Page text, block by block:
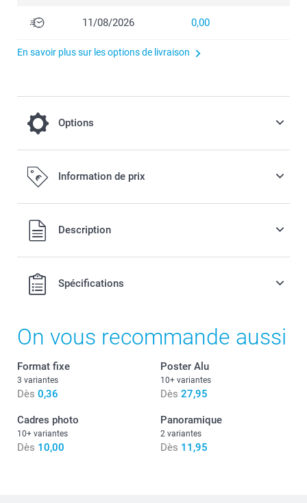
11/08/2026 0,00
En savoir plus sur les options de livraison
Options
Effets de couleur
Offert
Noir & Blanc
Sepia
Type de papier
Offert
Disponibilité et prix des options
Information de prix
Tous les prix sont TVA incluse
Description
Spécifications
Rapport d’image fixe
On vous recommande aussi
Format fixe
3 variantes
Dès 0,36
Poster Alu
10+ variantes
Dès 27,95
Cadres photo
10+ variantes
Dès 10,00
Panoramique
2 variantes
Dès 11,95